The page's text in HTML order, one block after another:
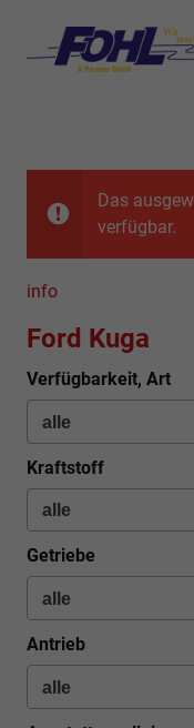
Das
verfügbar.
info
Ford Kuga
Verfügbarkeit, Art
Kraftstoff
Getriebe
Antrieb